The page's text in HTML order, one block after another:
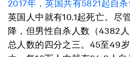
2017年，英国共有5821起自
英国人中就有10.1起死亡。尽
降，但男性自杀人数（4382
总人数的四分之三。45至49